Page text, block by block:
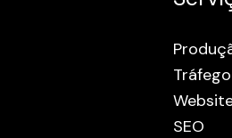
SEO